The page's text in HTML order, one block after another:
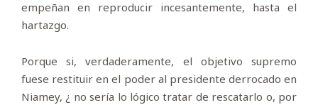
empeñan en reproducir incesantemente, hasta el
hartazgo.
Porque si, verdaderamente, el objetivo supremo
fuese restituir en el poder al presidente derrocado en
Niamey, ¿ no sería lo lógico tratar de rescatarlo o, por